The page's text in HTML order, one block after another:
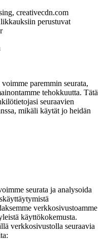
creativecdn.com
perustuvat
paremmin seurata,
tehokkuutta. Tätä
seuraavien
mikäli käytät jo heidän
seurata ja analysoida
verkkosivustoamme
käyttökokemusta.
verkkosivustolla seuraavia